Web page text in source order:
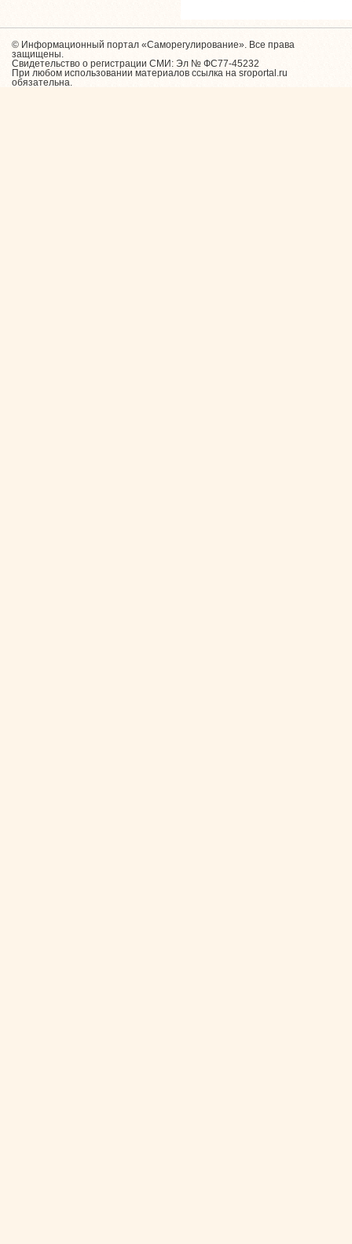
© Информационный портал «Саморегулирование». Все права
защищены.
Свидетельство о регистрации СМИ: Эл № ФС77-45232
При любом использовании материалов ссылка на sroportal.ru
обязательна.